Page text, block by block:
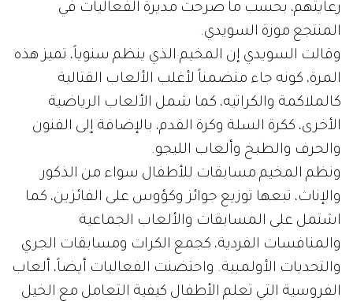
رعايتهم، بحسب ما صرحت مديرة الفعاليات في
المنتجع موزة السويدي.
وقالت السويدي إن المخيم الذي ينظم سنوياً، تميز هذه
المرة، كونه جاء متضمناً لأغلب الألعاب القتالية
كالملاكمة والكراتيه، كما شمل الألعاب الرياضية
الأخرى، ككرة السلة وكرة القدم، بالإضافة إلى الفنون
والحرف والطبخ وألعاب الليجو.
ونظم المخيم مسابقات للأطفال سواء من الذكور
والإناث، تبعها توزيع جوائز وكؤوس على الفائزين، كما
اشتمل على المسابقات والألعاب الجماعية
والمنافسات الفردية، كجمع الكرات ومسابقات الجري
والتحديات الأولمبية. واحتضنت الفعاليات أيضاً، ألعاب
الفروسية التي تعلم الأطفال كيفية التعامل مع الخيل